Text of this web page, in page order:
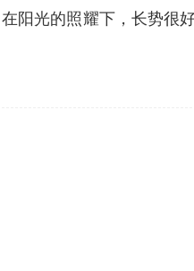
阳光的照耀下，长势